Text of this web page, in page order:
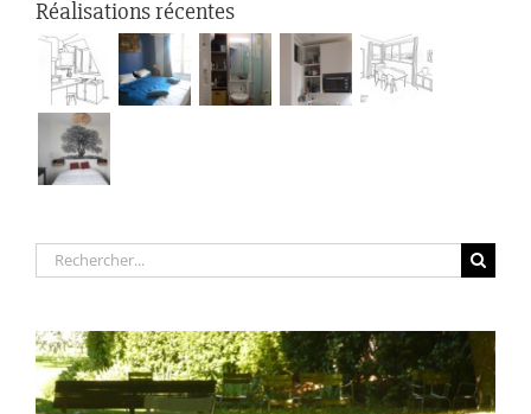
Réalisations récentes
Rechercher: